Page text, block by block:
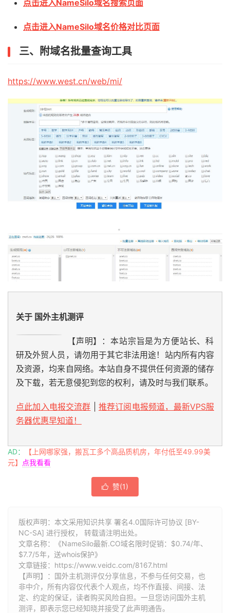
点击进入NameSilo域名搜索页面
点击进入NameSilo域名价格对比页面
三、附域名批量查询工具
https://www.west.cn/web/mi/
关于 国外主机测评
【声明】：本站宗旨是为方便站长、科
研及外贸人员，请勿用于其它非法用途！站内所有内容
及资源，均来自网络。本站自身不提供任何资源的储存
及下载，若无意侵犯到您的权利，请及时与我们联系。
点此加入电报交流群
推荐订阅电报频道，最新VPS服
务器优惠早知道！
AD：
【上网哪家强，搬瓦工多个高品质机房，年付低至49.99美
元】
点我看看
 赞(1)
版权声明：本文采用知识共享 署名4.0国际许可协议 [BY-
NC-SA] 进行授权， 转载请注明出处。
文章名称：《NameSilo最新.CO域名限时促销：$0.74/年、
$7.7/5年，送whois保护》
文章链接： https://www.veidc.com/8167.html
【声明】：国外主机测评仅分享信息，不参与任何交易，也
非中介，所有内容仅代表个人观点，均不作直接、间接、法
定、约定的保证，读者购买风险自担。一旦您访问国外主机
测评，即表示您已经知晓并接受了此声明通告。